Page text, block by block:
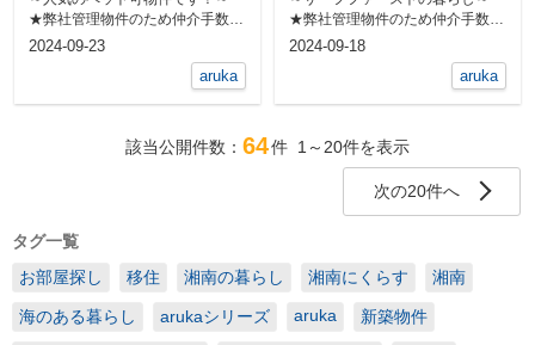
★弊社管理物件のため仲介手数料
無料★ テラスハウスタイプの...
2024-09-23
aruka
★弊社管理物件のため仲介手数料
無料★ 屋外シャワーあります...
2024-09-18
aruka
該当公開件数： 64件 1～20件を表示
次の20件へ
タグ一覧
お部屋探し
移住 湘南の暮らし 湘南にくらす 湘南
海のある暮らし arukaシリーズ aruka 新築物件